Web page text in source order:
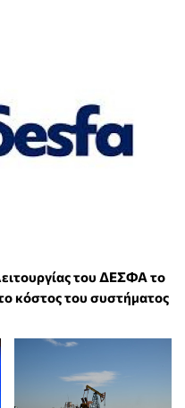
του ΔΕΣΦΑ το
κόστος του συστήματος